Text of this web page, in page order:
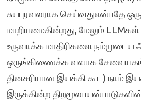
சுயபுரவலராக செய்வதுஎன்பதே
மாறியமைகின்றது, மேலும் LLMகள் ,
உருவாக்க மாதிரிகளை
ஒருங்கிணைக்க வளாக
தினசரியான இயக்கி கூட) நாம்
இருக்கின்ற